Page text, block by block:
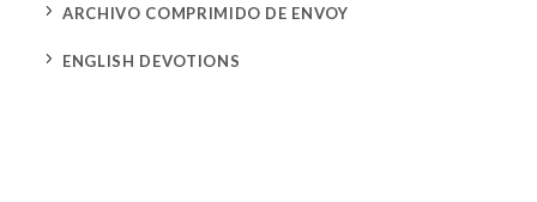
5 ARCHIVO COMPRIMIDO DE ENVOY
5 ENGLISH DEVOTIONS